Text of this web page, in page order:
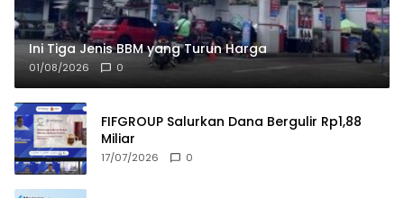
Ini Tiga Jenis BBM yang Turun Harga
01/08/2026 0
FIFGROUP Salurkan Dana Bergulir Rp1,88
Miliar
17/07/2026 0